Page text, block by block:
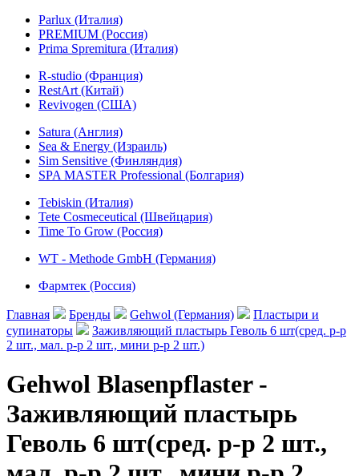
Parlux (Италия)
PREMIUM (Россия)
Prima Spremitura (Италия)
R-studio (Франция)
RestArt (Китай)
Revivogen (США)
Satura (Англия)
Sea & Energy (Израиль)
Sim Sensitive (Финляндия)
SPA MASTER Professional (Болгария)
Tebiskin (Италия)
Tete Cosmeceutical (Швейцария)
Time To Grow (Россия)
WT - Methode GmbH (Германия)
Фармтек (Россия)
Главная Бренды Gehwol (Германия)
Пластыри и
супинаторы
Заживляющий пластырь Геволь 6 шт(сред. р-р
2 шт., мал. р-р 2 шт., мини р-р 2 шт.)
Gehwol Blasenpflaster -
Заживляющий пластырь
Геволь 6 шт(сред. р-р 2 шт.,